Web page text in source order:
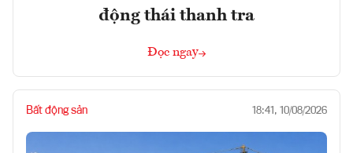
động thái thanh tra
Đọc ngay
Bất động sản 18:41, 10/08/2026